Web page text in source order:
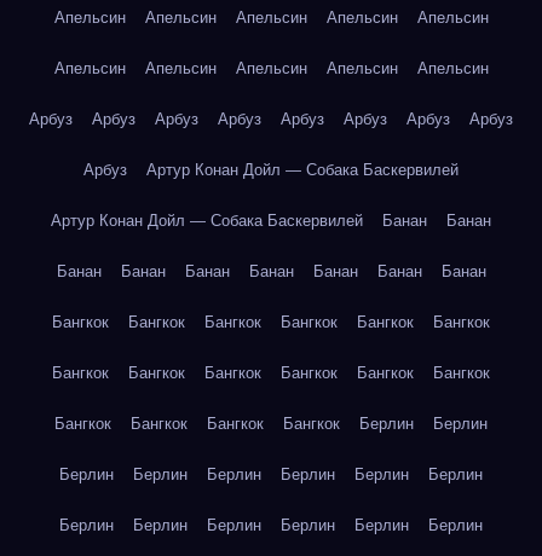
Апельсин Апельсин Апельсин Апельсин Апельсин
Апельсин Апельсин Апельсин Апельсин Апельсин
Арбуз Арбуз Арбуз Арбуз Арбуз Арбуз Арбуз Арбуз
Арбуз Артур Конан Дойл — Собака Баскервилей
Артур Конан Дойл — Собака Баскервилей Банан Банан
Банан Банан Банан Банан Банан Банан Банан
Бангкок Бангкок Бангкок Бангкок Бангкок Бангкок
Бангкок Бангкок Бангкок Бангкок Бангкок Бангкок
Бангкок Бангкок Бангкок Бангкок Берлин Берлин
Берлин Берлин Берлин Берлин Берлин Берлин
Берлин Берлин Берлин Берлин Берлин Берлин